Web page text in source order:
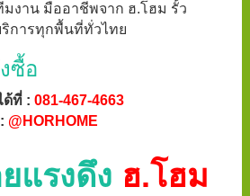
มงาน มืออาชีพจาก ฮ.โฮม รั้ว
การทุกพื้นที่ทั่วไทย
ซื้อ
ด้ที่ : 081-467-4663
@HORHOME
แรงดึง ฮ.โฮม